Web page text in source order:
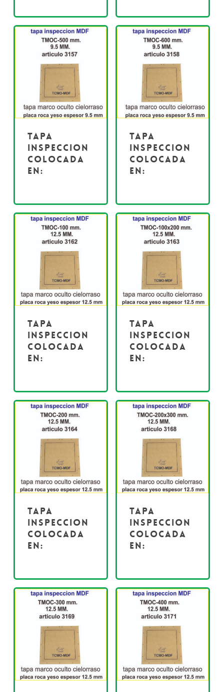
Tapa
inspeccion
colocada
en:
Tapa
inspeccion
colocada
en:
Tapa
inspeccion
colocada
en:
Tapa
inspeccion
colocada
en:
Tapa
inspeccion
colocada
en:
Tapa
inspeccion
colocada
en: